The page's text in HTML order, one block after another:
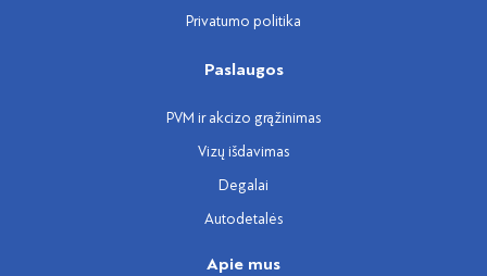
Privatumo politika
Paslaugos
PVM ir akcizo grąžinimas
Vizų išdavimas
Degalai
Autodetalės
Apie mus